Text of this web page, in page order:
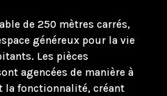
de 250 mètres carrés,
généreux pour la vie
Les pièces
agencées de manière à
la fonctionnalité, créant